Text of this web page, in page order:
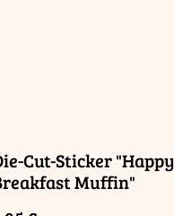
Cut-Sticker "Happy
Muffin"